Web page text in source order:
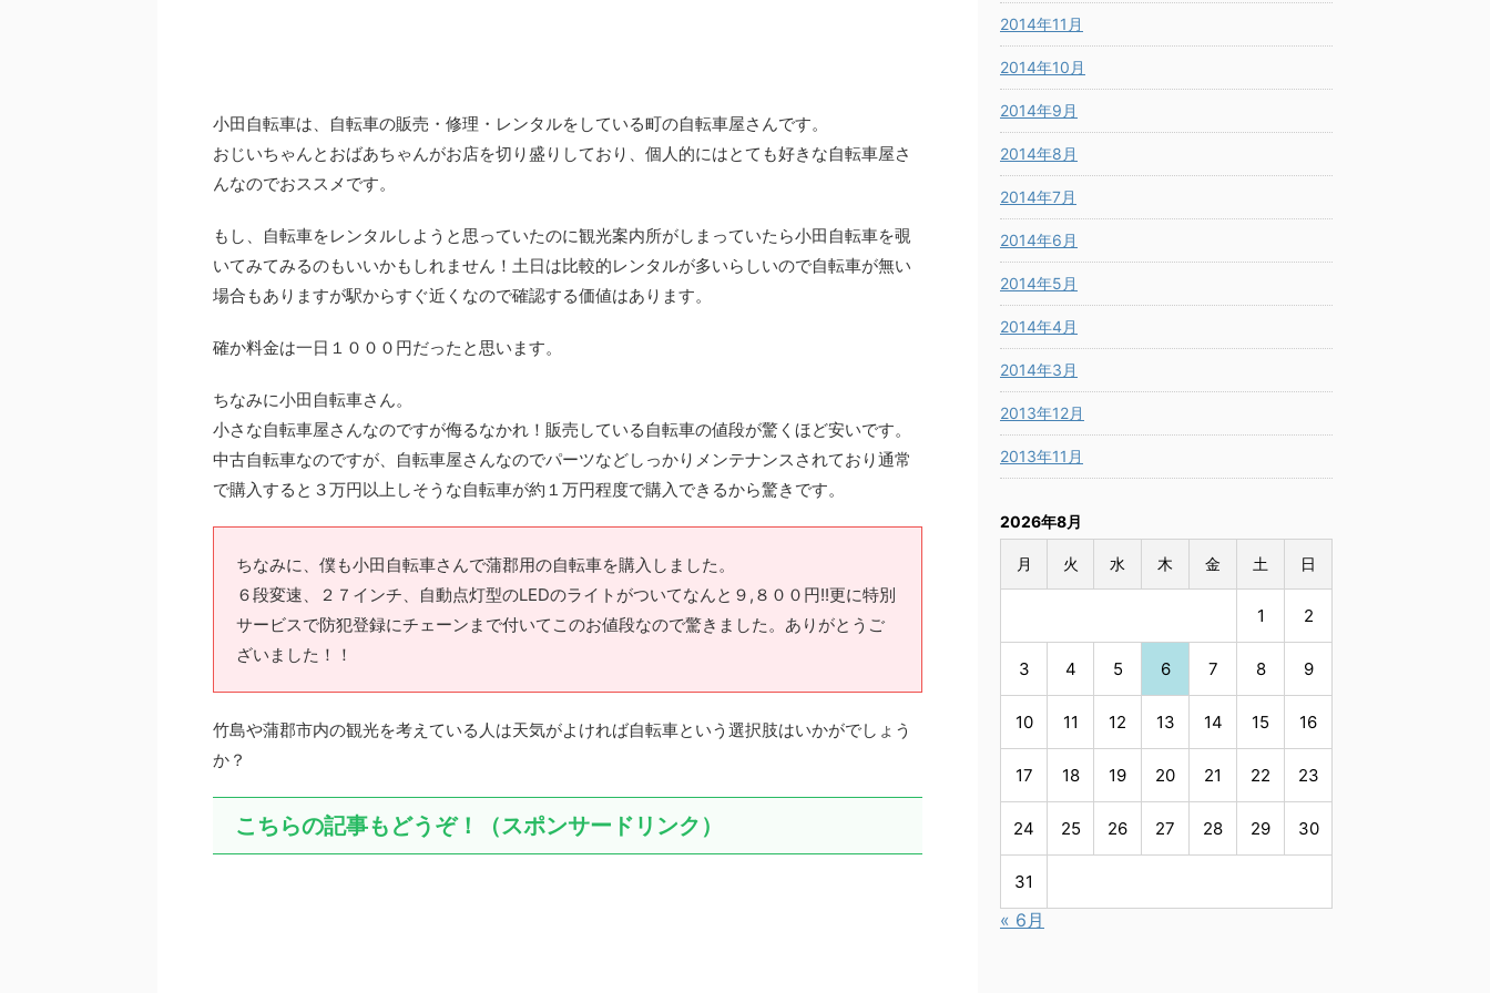
小田自転車は、自転車の販売・修理・レンタルをしている町の自転車屋さんです。
おじいちゃんとおばあちゃんがお店を切り盛りしており、個人的にはとても好きな自転車屋さ
んなのでおススメです。
もし、自転車をレンタルしようと思っていたのに観光案内所がしまっていたら小田自転車を覗
いてみてみるのもいいかもしれません！土日は比較的レンタルが多いらしいので自転車が無い
場合もありますが駅からすぐ近くなので確認する価値はあります。
確か料金は一日１０００円だったと思います。
ちなみに小田自転車さん。
小さな自転車屋さんなのですが侮るなかれ！販売している自転車の値段が驚くほど安いです。
中古自転車なのですが、自転車屋さんなのでパーツなどしっかりメンテナンスされており通常
で購入すると３万円以上しそうな自転車が約１万円程度で購入できるから驚きです。
ちなみに、僕も小田自転車さんで蒲郡用の自転車を購入しました。
６段変速、２７インチ、自動点灯型のLEDのライトがついてなんと９,８００円!!更に特別
サービスで防犯登録にチェーンまで付いてこのお値段なので驚きました。ありがとうご
ざいました！！
竹島や蒲郡市内の観光を考えている人は天気がよければ自転車という選択肢はいかがでしょう
か？
こちらの記事もどうぞ！（スポンサードリンク）
2014年11月
2014年10月
2014年9月
2014年8月
2014年7月
2014年6月
2014年5月
2014年4月
2014年3月
2013年12月
2013年11月
2026年8月
月 火 水 木 金 土 日
1 2
3 4 5 6 7 8 9
10 11 12 13 14 15 16
17 18 19 20 21 22 23
24 25 26 27 28 29 30
31
« 6月